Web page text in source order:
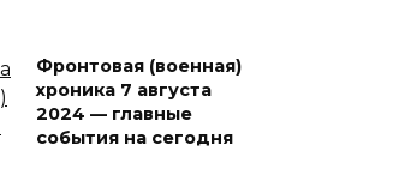
Фронтовая (военная)
хроника 7 августа
2024 — главные
события на сегодня